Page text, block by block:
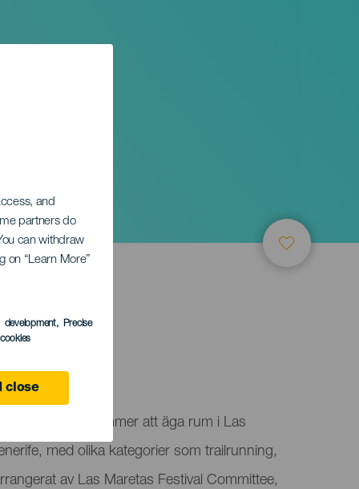
and
partners do
can withdraw
on “Learn More”
development, Precise
close
Las Maretas kommer att äga rum i Las
med olika kategorier som trailrunning,
av Las Maretas Festival Committee,